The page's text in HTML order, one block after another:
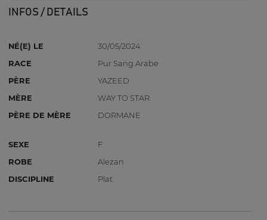
INFOS / DETAILS
NÉ(E) LE
30/05/2024
RACE
Pur Sang Arabe
PÈRE
YAZEED
MÈRE
WAY TO STAR
PÈRE DE MÈRE
DORMANE
SEXE
F
ROBE
Alezan
DISCIPLINE
Plat